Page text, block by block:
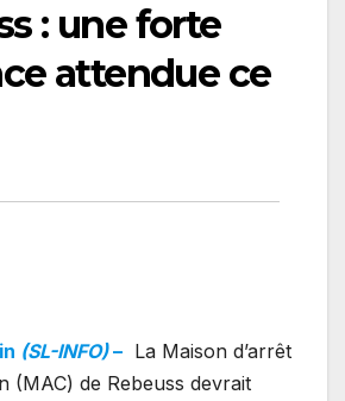
: une forte
attendue ce
(SL-INFO)– La Maison d’arrêt
(MAC) de Rebeuss devrait